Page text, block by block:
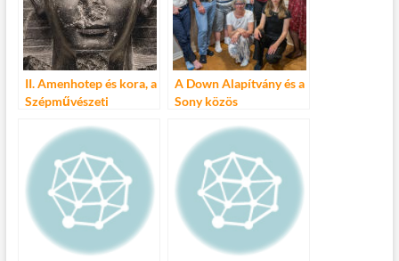
II. Amenhotep és kora, a
Szépművészeti
A Down Alapítvány és a
Sony közös
kiállítása nyílt Écsen